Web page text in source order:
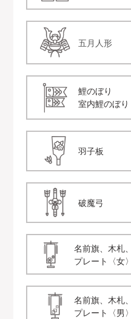
五月人形
鯉のぼり
室内鯉のぼり
羽子板
破魔弓
名前旗、木札、
プレート〈女〉
名前旗、木札、
プレート〈男〉